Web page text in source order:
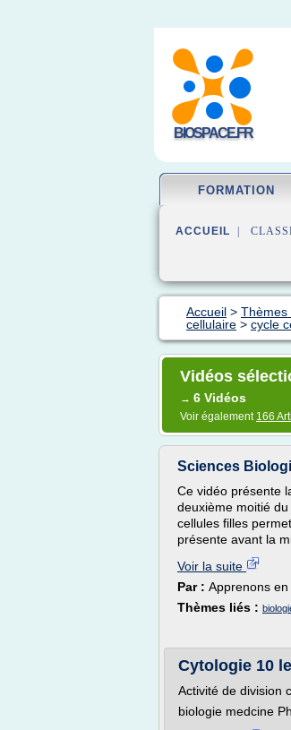
BIOSPACE.FR
FORMATION
ACCUEIL |
Accueil > Thèmes
cellulaire > cycle
Vidéos
→ 6 Vidéos
Voir également 166
Sciences
Ce vidéo présente
deuxième moitié
cellules filles
présente avant la
Voir la suite
Par : Apprenons
Thèmes liés :
Cytologie 10
Activité de division
biologie medcine